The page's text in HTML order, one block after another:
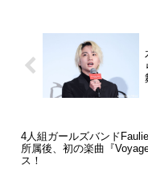
4人組ガールズバンド
所属後、初の楽曲『
ス！